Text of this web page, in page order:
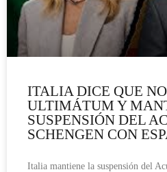
ITALIA DICE QUE
ULTIMÁTUM Y
SUSPENSIÓN DEL
SCHENGEN CON
Italia mantiene la suspensión del